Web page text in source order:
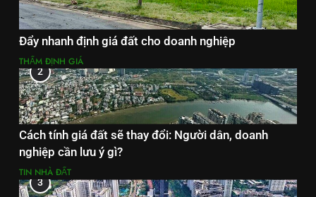
Đẩy nhanh định giá đất cho doanh nghiệp
THẨM ĐỊNH GIÁ
2
Cách tính giá đất sẽ thay đổi: Người dân, doanh
nghiệp cần lưu ý gì?
TIN NHÀ ĐẤT
3